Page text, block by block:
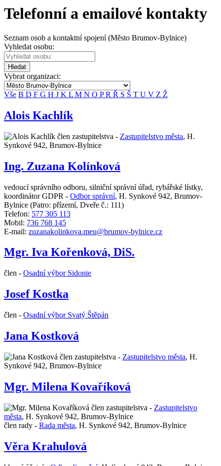
Telefonní a emailové kontakty
Seznam osob a kontaktní spojení (Město Brumov-Bylnice)
Vyhledat osobu:
Hledat
Vybrat organizaci:
Vše B D F G H J K L M N O PR Ř S Š T U V Z Ž
Alois Kachlík
člen zastupitelstva - Zastupitelstvo města, H.
Synkové 942, Brumov-Bylnice
Ing. Zuzana Kolínková
vedoucí správního odboru, silniční správní úřad, rybářské lístky,
koordinátor GDPR - Odbor správní, H. Synkové 942, Brumov-
Bylnice (Patro: přízemí, Dveře č.: 111)
Telefon: 577 305 113
Mobil: 736 768 145
E-mail: zuzanakolinkova.meu@brumov-bylnice.cz
Mgr. Iva Kořenková, DiS.
člen - Osadní výbor Sidonie
Josef Kostka
člen - Osadní výbor Svatý Štěpán
Jana Kostková
člen zastupitelstva - Zastupitelstvo města, H.
Synkové 942, Brumov-Bylnice
Mgr. Milena Kovaříková
člen zastupitelstva - Zastupitelstvo
města, H. Synkové 942, Brumov-Bylnice
člen rady - Rada města, H. Synkové 942, Brumov-Bylnice
Věra Krahulová